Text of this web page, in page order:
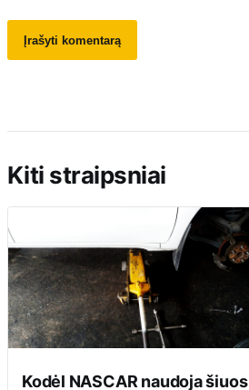
Kiti straipsniai
Kodėl NASCAR naudoja šiuos